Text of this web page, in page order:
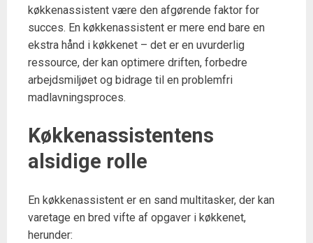
køkkenassistent være den afgørende faktor for
succes. En køkkenassistent er mere end bare en
ekstra hånd i køkkenet – det er en uvurderlig
ressource, der kan optimere driften, forbedre
arbejdsmiljøet og bidrage til en problemfri
madlavningsproces.
Køkkenassistentens
alsidige rolle
En køkkenassistent er en sand multitasker, der kan
varetage en bred vifte af opgaver i køkkenet,
herunder: